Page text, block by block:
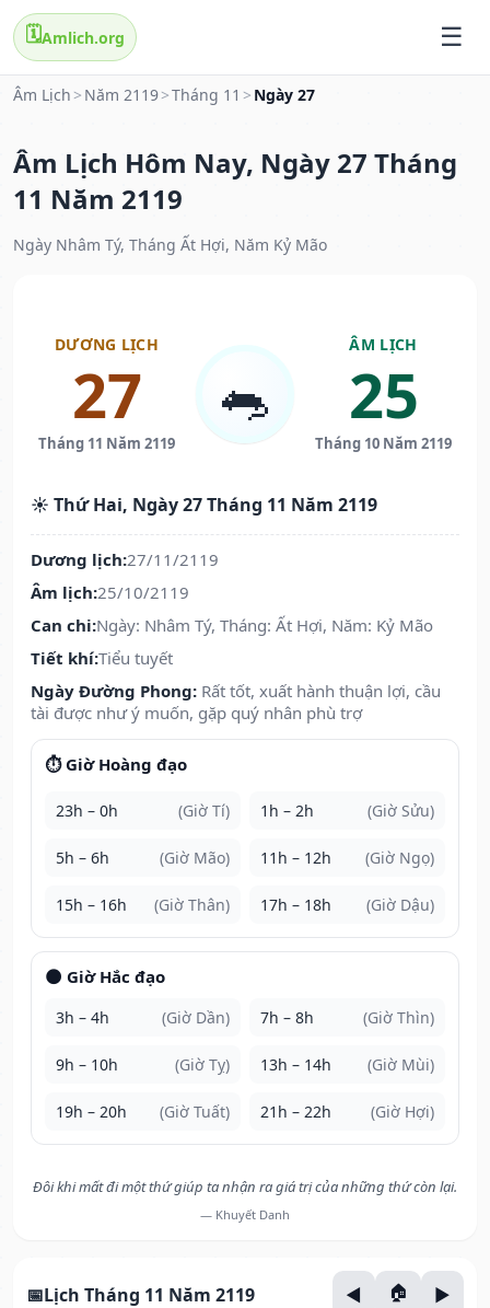
🗓️Amlich.org
Âm Lịch > Năm 2119>Tháng 11 > Ngày 27
Âm Lịch Hôm Nay, Ngày 27 Tháng
11 Năm 2119
Ngày Nhâm Tý, Tháng Ất Hợi, Năm Kỷ Mão
DƯƠNG LỊCH
27
Tháng 11 Năm 2119
🐀
ÂM LỊCH
25
Tháng 10 Năm 2119
☀️ Thứ Hai, Ngày 27 Tháng 11 Năm 2119
Dương lịch:27/11/2119
Âm lịch:25/10/2119
Can chi:Ngày: Nhâm Tý, Tháng: Ất Hợi, Năm: Kỷ Mão
Tiết khí:Tiểu tuyết
Ngày Đường Phong: Rất tốt, xuất hành thuận lợi, cầu
tài được như ý muốn, gặp quý nhân phù trợ
⏱️ Giờ Hoàng đạo
23h – 0h (Giờ Tí) 1h – 2h (Giờ Sửu)
5h – 6h (Giờ Mão) 11h – 12h (Giờ Ngọ)
15h – 16h (Giờ Thân) 17h – 18h (Giờ Dậu)
🌑 Giờ Hắc đạo
3h – 4h (Giờ Dần) 7h – 8h (Giờ Thìn)
9h – 10h (Giờ Tỵ) 13h – 14h (Giờ Mùi)
19h – 20h (Giờ Tuất) 21h – 22h (Giờ Hợi)
Đôi khi mất đi một thứ giúp ta nhận ra giá trị của những thứ còn lại.
— Khuyết Danh
Lịch Tháng 11 Năm 2119